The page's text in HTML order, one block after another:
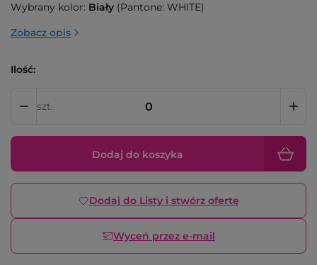
Wybrany kolor: Biały (Pantone: WHITE)
Zobacz opis
Ilość:
szt.
Dodaj do koszyka
Dodaj do Listy i stwórz ofertę
Wyceń przez e-mail